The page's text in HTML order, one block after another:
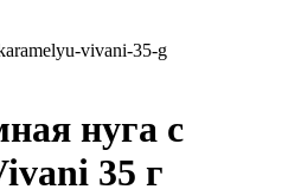
нуга с
35 г